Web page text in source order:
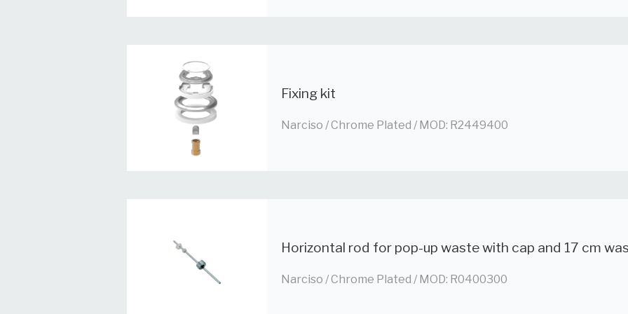
Fixing kit
Narciso / Chrome Plated / MOD: R2449400
Horizontal rod for pop-up waste with cap and 17 cm
Narciso / Chrome Plated / MOD: R0400300